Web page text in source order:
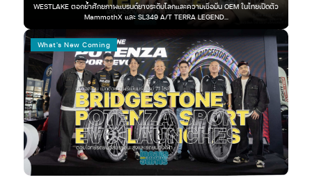
WESTLAKE ตอกย้ำศักยภาพแบรนด์ยางระดับโลกและความเชื่อมั่น OEM ในไทยเปิดตัว
MammothX และ SL349 A/T TERRA LEGEND...
What's New Coming